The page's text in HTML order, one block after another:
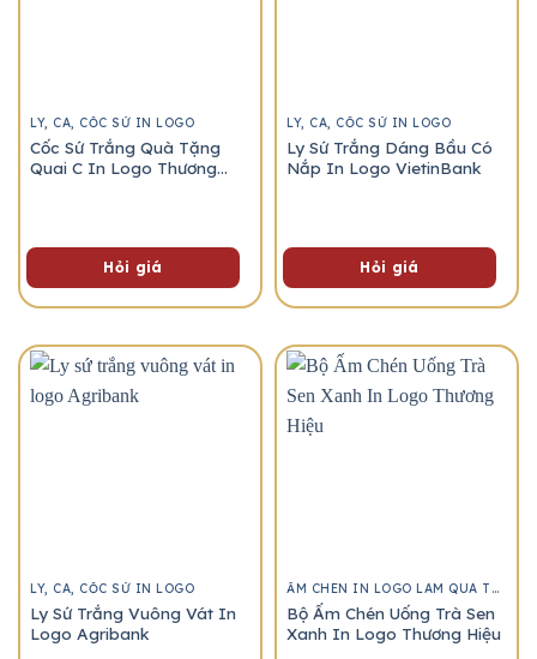
LY, CA, CỐC SỨ IN LOGO
Cốc Sứ Trắng Quà Tặng
Quai C In Logo Thương
Hỏi giá
LY, CA, CỐC SỨ IN LOGO
Ly Sứ Trắng Dáng Bầu Có
Nắp In Logo VietinBank
Hỏi giá
LY, CA, CỐC SỨ IN LOGO
Ly Sứ Trắng Vuông Vát In
Logo Agribank
ẤM CHÉN IN LOGO LÀM QUÀ TẶNG
Bộ Ấm Chén Uống Trà Sen
Xanh In Logo Thương Hiệu